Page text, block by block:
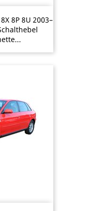
8P 8U 2003–